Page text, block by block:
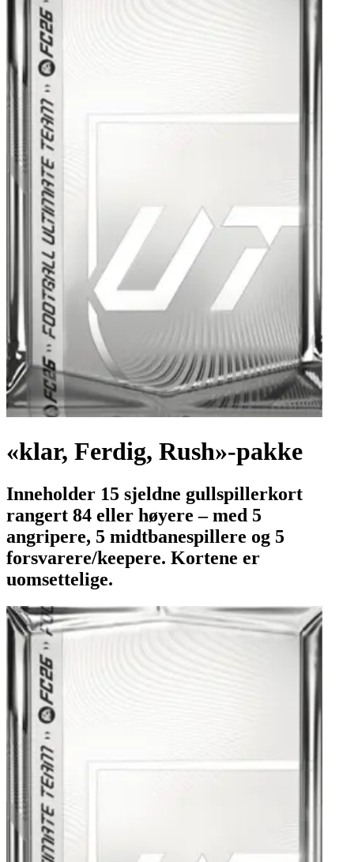
«klar, Ferdig, Rush»-pakke
Inneholder 15 sjeldne gullspillerkort
rangert 84 eller høyere – med 5
angripere, 5 midtbanespillere og 5
forsvarere/keepere. Kortene er
uomsettelige.